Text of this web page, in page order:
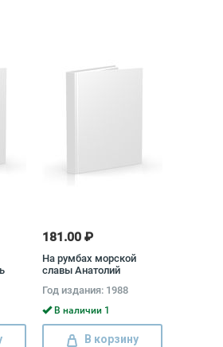
181.00 ₽
На румбах морской
славы Анатолий
Фатеев
Год издания: 1988
В наличии 1
В корзину